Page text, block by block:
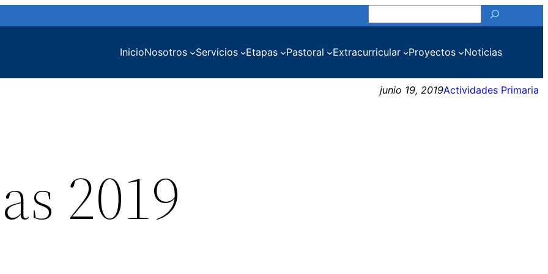
InicioNosotros Servicios Etapas Pastoral Extracurricular Proyectos Noticias
junio 19, 2019Actividades Primaria
2019